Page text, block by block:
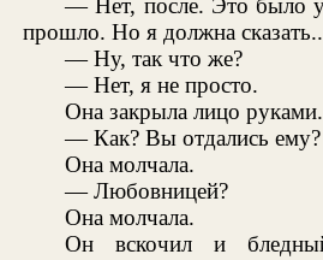
— Нет, после. Это было
прошло. Но я должна
— Ну, так что же?
— Нет, я не просто.
Она закрыла лицо руками.
— Как? Вы отдались ему?
Она молчала.
— Любовницей?
Она молчала.
Он вскочил и